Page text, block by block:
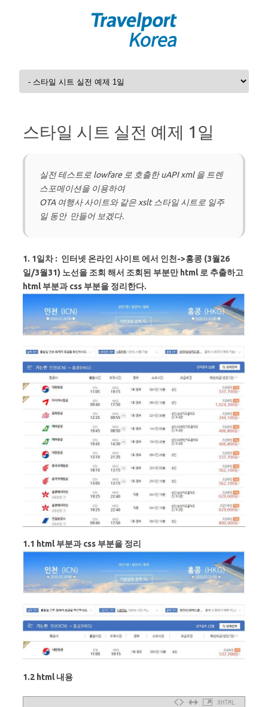
Skip to content
스타일 시트 실전 예제 1일
실전 테스트로 lowfare 로 호출한 uAPI xml 을 트렌
스포메이션을 이용하여
OTA 여행사 사이트와 같은 xslt 스타일 시트로 일주
일 동안 만들어 보겠다.
1. 1일차 : 인터넷 온라인 사이트 에서 인천->홍콩 (3월26
일/3월31) 노선을 조회 해서 조회된 부분만 html 로 추출하고
html 부분과 css 부분을 정리한다.
1.1 html 부분과 css 부분을 정리
1.2 html 내용
XHTML